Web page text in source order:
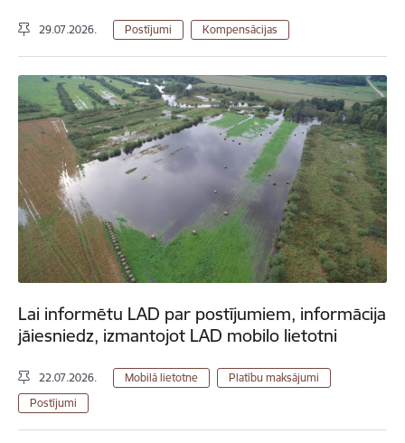
29.07.2026. Postījumi Kompensācijas
Lai informētu LAD par postījumiem, informācija
jāiesniedz, izmantojot LAD mobilo lietotni
22.07.2026. Mobilā lietotne
Platību maksājumi
Postījumi